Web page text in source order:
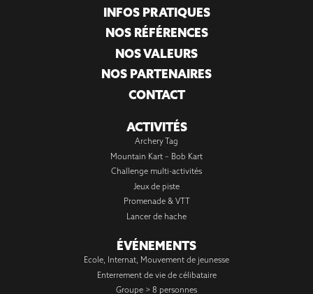
INFOS PRATIQUES
NOS RÉFÉRENCES
NOS VALEURS
NOS PARTENAIRES
CONTACT
ACTIVITÉS
Archery Tag
Mountain Kart – Bob Kart
Challenge multi-activités
Jeux de piste
Promenade & VTT
Lancer de hache
ÉVÉNEMENTS
Ecole, Internat, Mouvement de jeunesse
Enterrement de vie de célibataire
Groupe > 8 personnes